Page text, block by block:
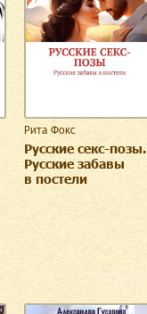
Рита Фокс
Русские секс-позы.
Русские забавы
в постели